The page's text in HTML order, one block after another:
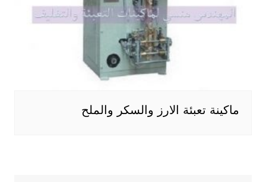
ماكينة تعبئة الارز والسكر والملح